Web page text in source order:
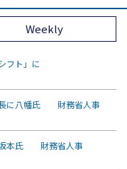
Weekly
フト」に
長に八幡氏 財務省人事
坂本氏 財務省人事